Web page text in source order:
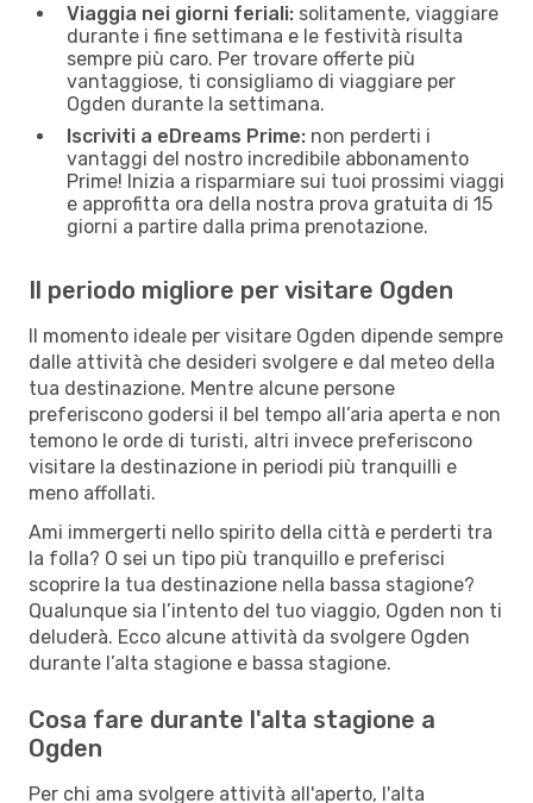
Viaggia nei giorni feriali: solitamente, viaggiare
durante i fine settimana e le festività risulta
sempre più caro. Per trovare offerte più
vantaggiose, ti consigliamo di viaggiare per
Ogden durante la settimana.
Iscriviti a eDreams Prime: non perderti i
vantaggi del nostro incredibile abbonamento
Prime! Inizia a risparmiare sui tuoi prossimi viaggi
e approfitta ora della nostra prova gratuita di 15
giorni a partire dalla prima prenotazione.
Il periodo migliore per visitare Ogden
Il momento ideale per visitare Ogden dipende sempre
dalle attività che desideri svolgere e dal meteo della
tua destinazione. Mentre alcune persone
preferiscono godersi il bel tempo all’aria aperta e non
temono le orde di turisti, altri invece preferiscono
visitare la destinazione in periodi più tranquilli e
meno affollati.
Ami immergerti nello spirito della città e perderti tra
la folla? O sei un tipo più tranquillo e preferisci
scoprire la tua destinazione nella bassa stagione?
Qualunque sia l’intento del tuo viaggio, Ogden non ti
deluderà. Ecco alcune attività da svolgere Ogden
durante l’alta stagione e bassa stagione.
Cosa fare durante l'alta stagione a
Ogden
Per chi ama svolgere attività all'aperto, l'alta